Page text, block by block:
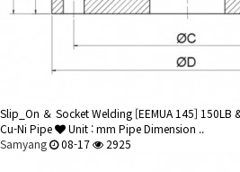
Slip_On ＆ Socket Welding [EEMUA 145] 150LB
Cu-Ni Pipe
Unit : mm Pipe Dimension ..
Samyang
08-17 2925